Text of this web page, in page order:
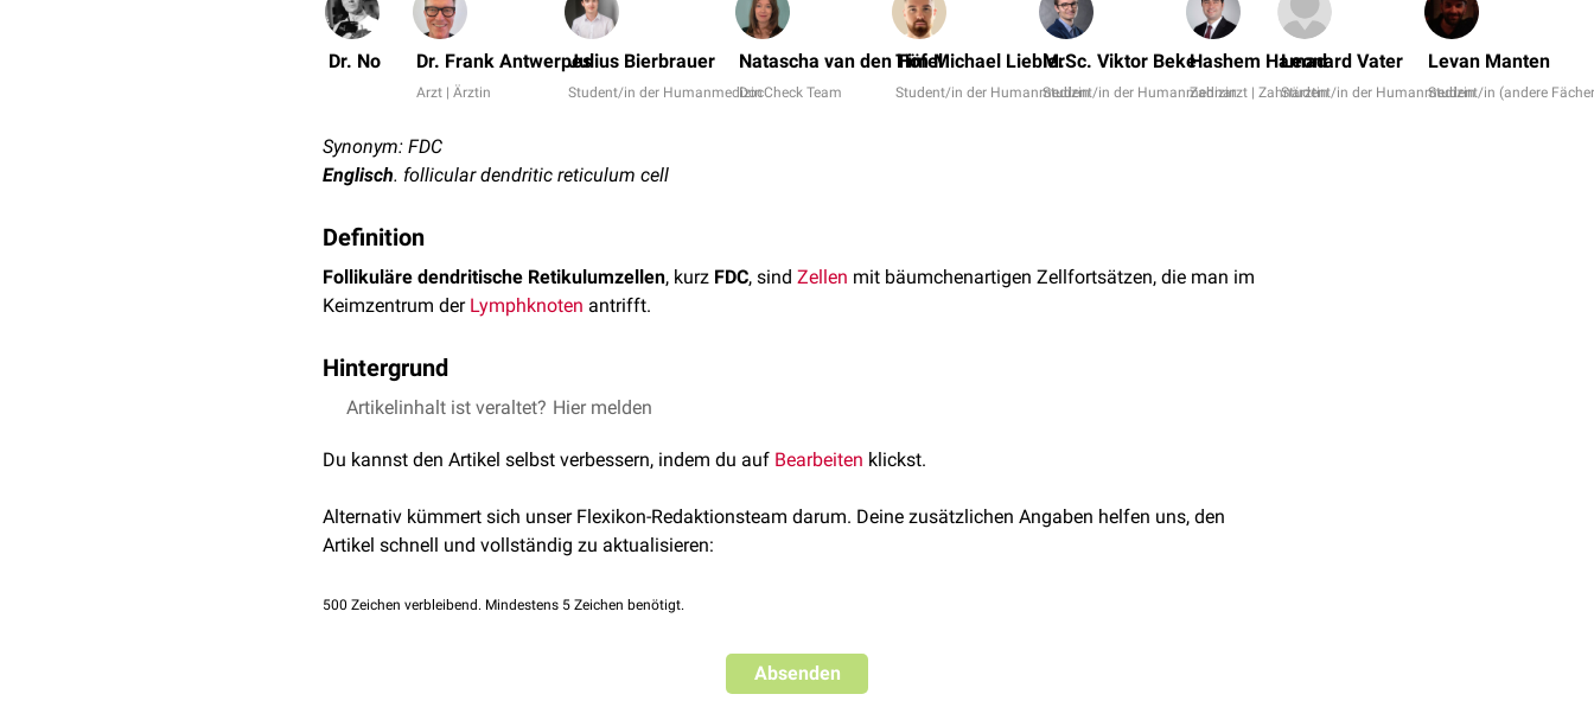
Dr. No Dr. Frank Antwerpes
Arzt | Ärztin
Julius Bierbrauer
Student/in der Humanmedizin
Natascha van den Höfel
DocCheck Team
Tim Michael Liebler
Student/in der Humanmedizin
M.Sc. Viktor Beke
Student/in der Humanmedizin
Hashem Hamad
Zahnarzt | Zahnärztin
Leonard Vater
Student/in der Humanmedizin
Levan Manten
Student/in (andere
Synonym: FDC
Englisch. follicular dendritic reticulum cell
Definition
Follikuläre dendritische Retikulumzellen, kurz FDC, sind Zellen mit bäumchenartigen Zellfortsätzen, die man im
Keimzentrum der Lymphknoten antrifft.
Hintergrund
Die Herkunft der follikulären dendritischen Retikulumzellen ist noch weitgehend ungeklärt, man geht aber von
dendritischen Zellen(IDC) sind sie negativ für Marker derhämatopoetischen
FDC besitzen keine phagozytierendenEigenschaften und tragen keinenMHC-Klasse-II-Komplex, sind also keine
antigenprozessierenden Zellen. Sie fixieren vielmehr körperfremde
Anpassung ihrerB-Zell-Rezeptorenzur Verfügung.
Weiterhin geben sie zusammen mit den follikulärenT-Helferzellenden
B-Zellen) mit passenden Rezeptoren Überlebenssignale im Rahmen der B-Zell-Differenzierung.
Artikelinhalt ist veraltet? Hier melden
Du kannst den Artikel selbst verbessern, indem du auf Bearbeiten klickst.
Alternativ kümmert sich unser Flexikon-Redaktionsteam darum. Deine zusätzlichen Angaben helfen uns, den
Artikel schnell und vollständig zu aktualisieren:
500 Zeichen verbleibend. Mindestens 5 Zeichen benötigt.
Absenden